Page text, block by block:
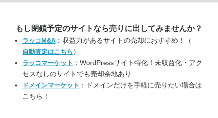
もし閉鎖予定のサイトなら売りに出してみませんか？
ラッコM&A ：収益力があるサイトの売却におすすめ！（
自動査定はこちら ）
ラッコマーケット ：WordPressサイト特化！未収益化・アク
セスなしのサイトでも売却余地あり
ドメインマーケット ：ドメインだけを手軽に売りたい場合は
こちら！